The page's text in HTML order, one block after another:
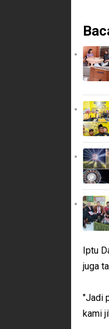
Iptu
juga
"Jadi
kami